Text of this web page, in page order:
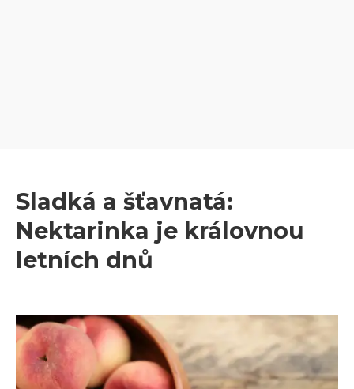
Sladká a šťavnatá:
Nektarinka je královnou
letních dnů